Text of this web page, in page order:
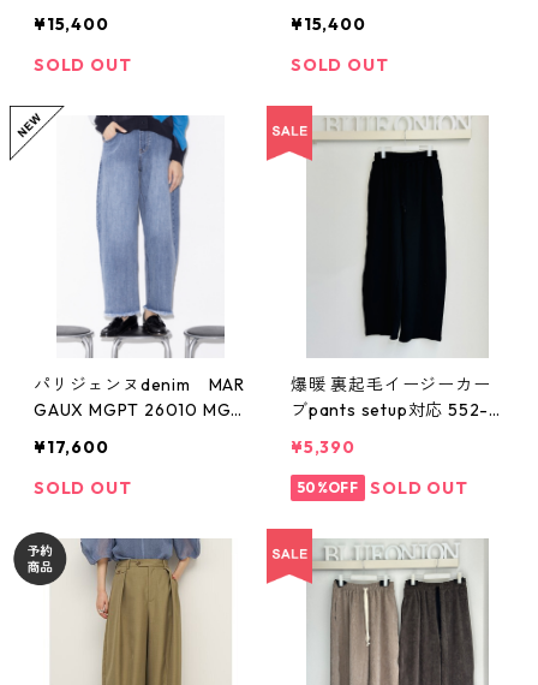
¥15,400
SOLD OUT
¥15,400
SOLD OUT
パリジェンヌdenim MAR
GAUX MGPT 26010 MGP
¥17,600
SOLD OUT
爆暖 裏起毛イージーカー
ブpants setup対応 552- 8
5aw
¥5,390
50%OFF SOLD OUT